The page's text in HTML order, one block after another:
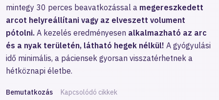
mintegy 30 perces beavatkozással a megereszkedett
arcot helyreállítani vagy az elveszett volument
pótolni. A kezelés eredményesen alkalmazható az arc
és a nyak területén, látható hegek nélkül! A gyógyulási
idő minimális, a páciensek gyorsan visszatérhetnek a
hétköznapi életbe.
Bemutatkozás Kapcsolódó cikkek